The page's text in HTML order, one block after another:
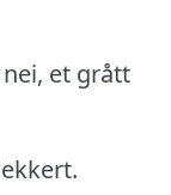
et grått